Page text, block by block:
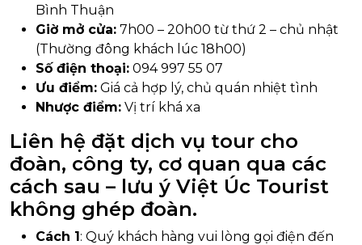
Bình Thuận
Giờ mở cửa: 7h00 – 20h00 từ thứ 2 – chủ nhật
(Thường đông khách lúc 18h00)
Số điện thoại: 094 997 55 07
Ưu điểm: Giá cả hợp lý, chủ quán nhiệt tình
Nhược điểm: Vị trí khá xa
Liên hệ đặt dịch vụ tour cho
đoàn, công ty, cơ quan qua các
cách sau – lưu ý Việt Úc Tourist
không ghép đoàn.
Cách 1: Quý khách hàng vui lòng gọi điện đến